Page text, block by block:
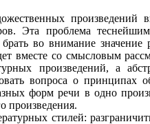
Эта проблема
во внимание
вместе со смысловым
произведений, а
вопроса о принципах
форм речи в одно
произведения.
стилей: